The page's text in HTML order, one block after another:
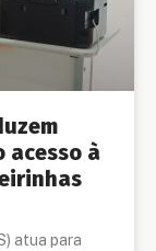
acesso à
atua para